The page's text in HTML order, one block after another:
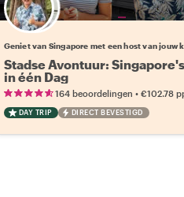
Kies jouw favoriete local
Geniet van Singapore met een host van jouw
Stadse Avontuur:
in één Dag
164 beoordelingen • €102.78
DAY TRIP DIRECT BEVESTIGD